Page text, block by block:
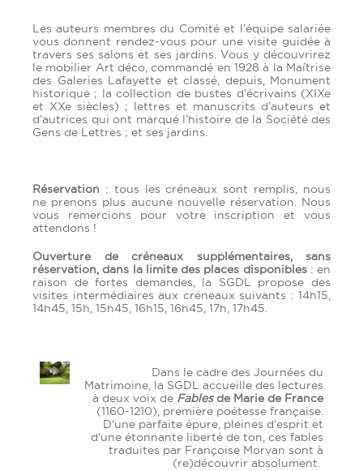
Les auteurs membres du Comité et l’équipe salariée
vous donnent rendez-vous pour une visite guidée à
travers ses salons et ses jardins. Vous y découvrirez
le mobilier Art déco, commandé en 1928 à la Maîtrise
des Galeries Lafayette et classé, depuis, Monument
historique ; la collection de bustes d’écrivains (XIXe
et XXe siècles) ; lettres et manuscrits d’auteurs et
d’autrices qui ont marqué l’histoire de la Société des
Gens de Lettres ; et ses jardins.
Réservation : tous les créneaux sont remplis, nous
ne prenons plus aucune nouvelle réservation. Nous
vous remercions pour votre inscription et vous
attendons !
Ouverture de créneaux supplémentaires, sans
réservation, dans la limite des places disponibles: en
raison de fortes demandes, la SGDL propose des
visites intermédiaires aux créneaux suivants : 14h15,
14h45, 15h, 15h45, 16h15, 16h45, 17h, 17h45.
Dans le cadre des Journées du
Matrimoine, la SGDL accueille des lectures
à deux voix de Fablesde Marie de France
(1160-1210), première poétesse française.
D'une parfaite épure, pleines d'esprit et
d'une étonnante liberté de ton, ces fables
traduites par Françoise Morvan sont à
(re)découvrir absolument.